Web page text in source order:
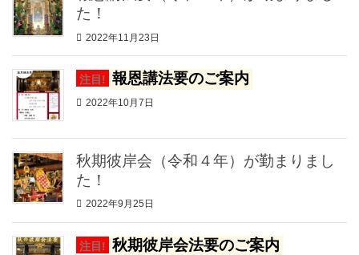
た！
2022年11月23日
注目! 報恩講法要のご案内
2022年10月7日
秋期彼岸会（令和４年）が勤まりまし
た！
2022年9月25日
注目! 秋期彼岸会法要のご案内